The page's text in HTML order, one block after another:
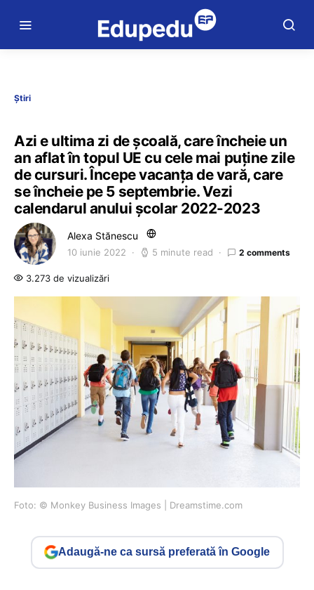
Știri
Azi e ultima zi de școală, care încheie un
an aflat în topul UE cu cele mai puține zile
de cursuri. Începe vacanța de vară, care
se încheie pe 5 septembrie. Vezi
calendarul anului școlar 2022-2023
Alexa Stănescu
10 iunie 2022 5 minute read 2 comments
3.273 de vizualizări
Foto: © Monkey Business Images | Dreamstime.com
Adaugă-ne ca sursă preferată în Google